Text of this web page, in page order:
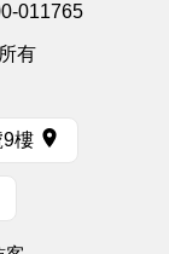
011765
有
樓